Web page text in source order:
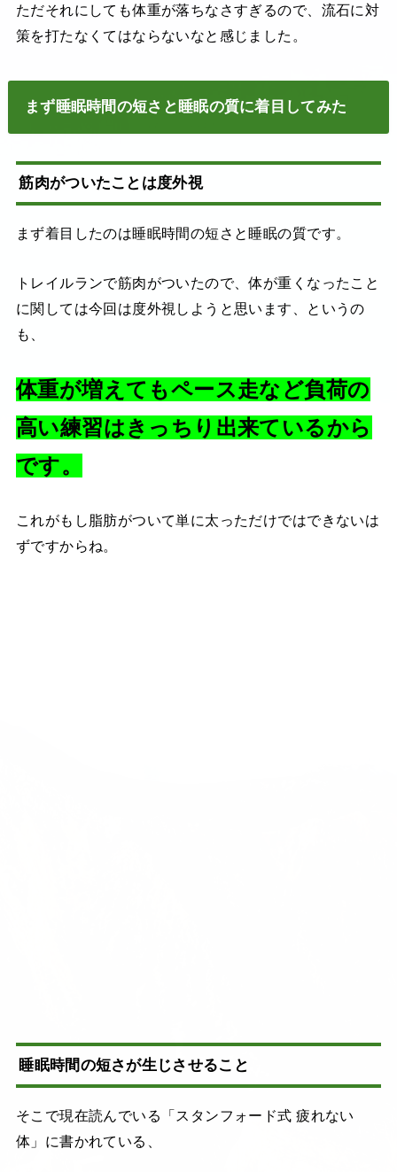
ただそれにしても体重が落ちなさすぎるので、流石に対
策を打たなくてはならないなと感じました。
まず睡眠時間の短さと睡眠の質に着目してみた
筋肉がついたことは度外視
まず着目したのは睡眠時間の短さと睡眠の質です。
トレイルランで筋肉がついたので、体が重くなったこと
に関しては今回は度外視しようと思います、というの
も、
体重が増えてもペース走など負荷の
高い練習はきっちり出来ているから
です。
これがもし脂肪がついて単に太っただけではできないは
ずですからね。
睡眠時間の短さが生じさせること
そこで現在読んでいる「スタンフォード式 疲れない
体」に書かれている、